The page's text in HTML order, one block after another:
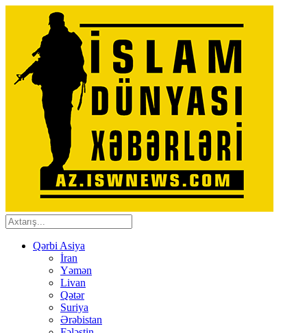
Qərbi Asiya
İran
Yəmən
Livan
Qətər
Suriya
Ərəbistan